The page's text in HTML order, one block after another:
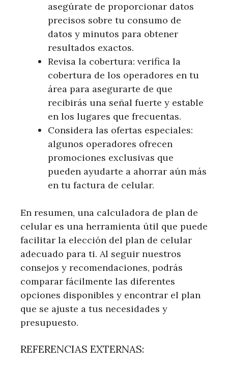
asegúrate de proporcionar datos
precisos sobre tu consumo de
datos y minutos para obtener
resultados exactos.
Revisa la cobertura: verifica la
cobertura de los operadores en tu
área para asegurarte de que
recibirás una señal fuerte y estable
en los lugares que frecuentas.
Considera las ofertas especiales:
algunos operadores ofrecen
promociones exclusivas que
pueden ayudarte a ahorrar aún más
en tu factura de celular.
En resumen, una calculadora de plan de
celular es una herramienta útil que puede
facilitar la elección del plan de celular
adecuado para ti. Al seguir nuestros
consejos y recomendaciones, podrás
comparar fácilmente las diferentes
opciones disponibles y encontrar el plan
que se ajuste a tus necesidades y
presupuesto.
REFERENCIAS EXTERNAS: